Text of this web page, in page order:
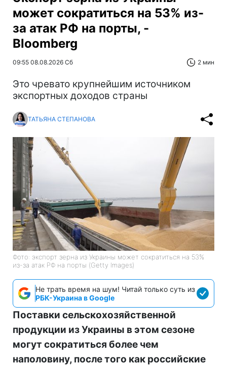
может сократиться на 53% из-
за атак РФ на порты, -
Bloomberg
09:55 08.08.2026 Сб 2 мин
Это чревато крупнейшим источником
экспортных доходов страны
ТАТЬЯНА СТЕПАНОВА
Фото: экспорт зерна из Украины может сократиться на 53%
из-за атак РФ на порты (Getty Images)
Не трать время на шум! Читай только суть из
РБК-Украина в Google
Поставки сельскохозяйственной
продукции из Украины в этом сезоне
могут сократиться более чем
наполовину, после того как российские